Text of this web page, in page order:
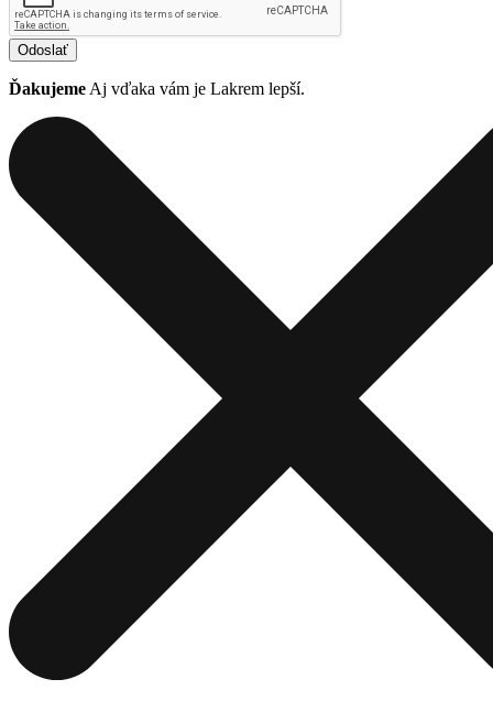
Odoslať
Ďakujeme Aj vďaka vám je Lakrem lepší.